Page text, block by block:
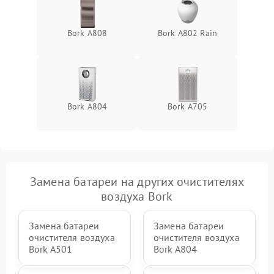
Bork А808 Bork A802 Rain
Bork A804 Bork А705
Замена батареи на других очистителях
воздуха Bork
Замена батареи
очистителя воздуха
Bork A501
Замена батареи
очистителя воздуха
Bork A804